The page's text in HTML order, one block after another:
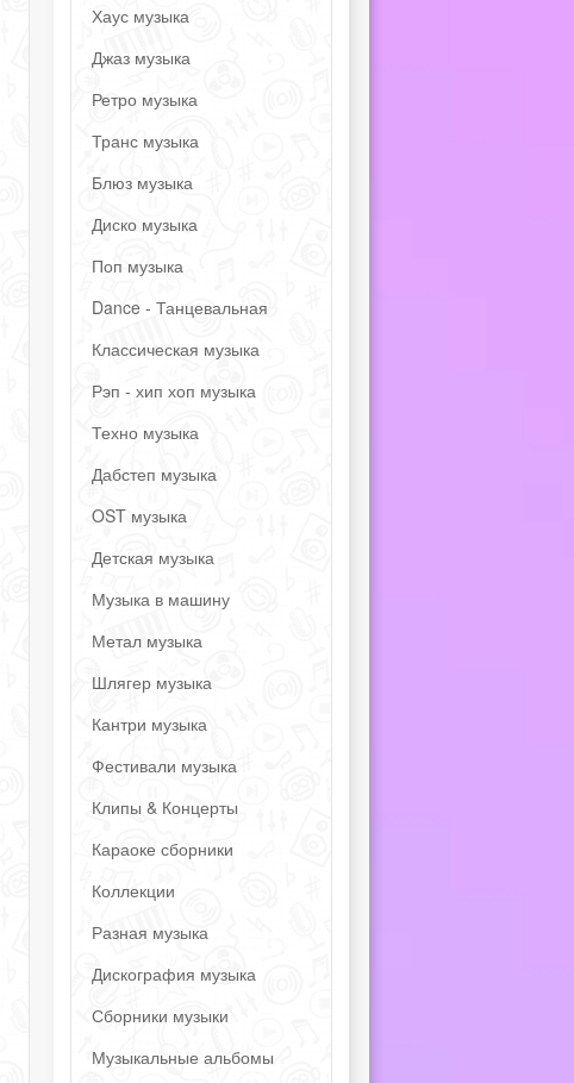
Хаус музыка
Джаз музыка
Ретро музыка
Транс музыка
Блюз музыка
Диско музыка
Поп музыка
Dance - Танцевальная
Классическая музыка
Рэп - хип хоп музыка
Техно музыка
Дабстеп музыка
OST музыка
Детская музыка
Музыка в машину
Метал музыка
Шлягер музыка
Кантри музыка
Фестивали музыка
Клипы & Концерты
Караоке сборники
Коллекции
Разная музыка
Дискография музыка
Сборники музыки
Музыкальные альбомы